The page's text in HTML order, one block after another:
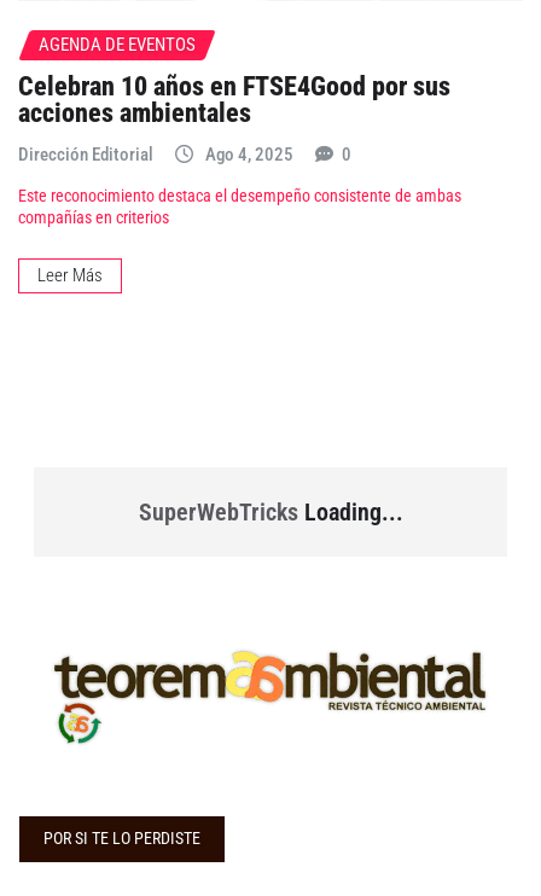
AGENDA DE EVENTOS
Celebran 10 años en FTSE4Good por sus
acciones ambientales
Dirección Editorial Ago 4, 2025 0
Este reconocimiento destaca el desempeño consistente de ambas
compañías en criterios
Leer Más
SuperWebTricksLoading...
POR SI TE LO PERDISTE